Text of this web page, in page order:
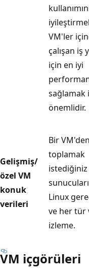
VM'ler
çalışan iş
için en iyi
sağlamak
önemlidir.
Gelişmiş/
özel VM
konuk
verileri
Bir VM'den
toplamak
Linux
ve her tür
izleme.
VM içgörüleri